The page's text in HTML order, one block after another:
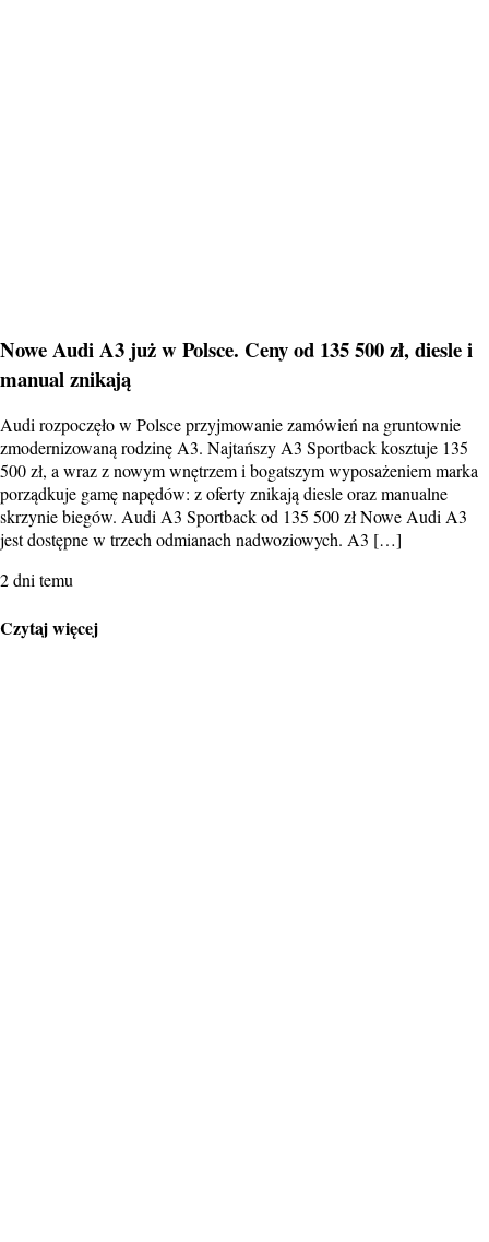
Nowe Audi A3 już w Polsce. Ceny od 135 500 zł, diesle i
manual znikają
Audi rozpoczęło w Polsce przyjmowanie zamówień na gruntownie
zmodernizowaną rodzinę A3. Najtańszy A3 Sportback kosztuje 135
500 zł, a wraz z nowym wnętrzem i bogatszym wyposażeniem marka
porządkuje gamę napędów: z oferty znikają diesle oraz manualne
skrzynie biegów. Audi A3 Sportback od 135 500 zł Nowe Audi A3
jest dostępne w trzech odmianach nadwoziowych. A3 […]
2 dni temu
Czytaj więcej